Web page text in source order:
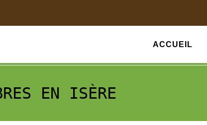
ACCUEIL
EN ISÈRE